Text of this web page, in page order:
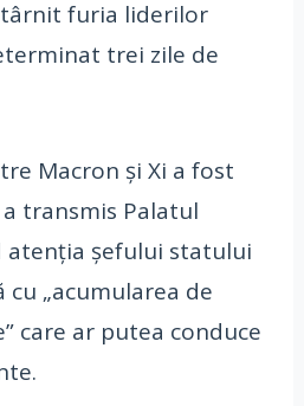
furia liderilor
trei zile de
Macron şi Xi a fost
a transmis Palatul
atenţia şefului statului
„acumularea de
care ar putea conduce